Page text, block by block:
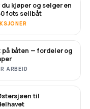
du kjøper og selger en
fots seilbåt
på båten — fordeler og
ARBEID
til